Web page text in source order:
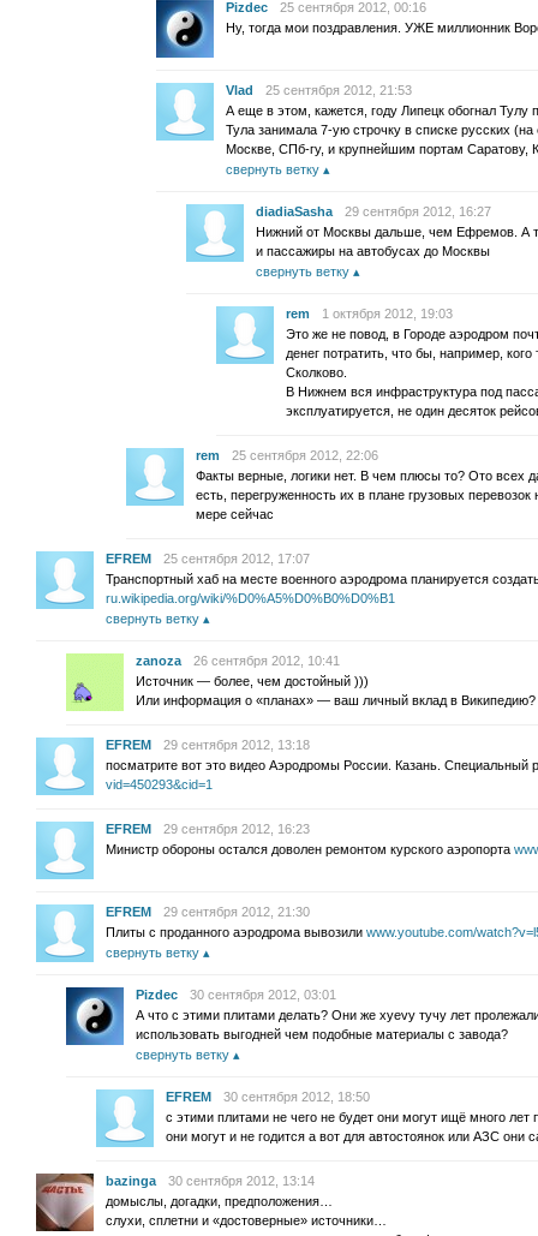
Pizdec
25 сентября 2012, 00:16
Ну, тогда мои поздравления. УЖЕ миллионник
Vlad
25 сентября 2012, 21:53
А еще в этом, кажется, году Липецк обогнал Тулу
Тула занимала 7-ую строчку в списке русских
Москве, СПб-гу, и крупнейшим портам Саратову,
свернуть ветку
diadiaSasha
29 сентября 2012, 16:27
Нижний от Москвы дальше, чем Ефремов. А
и пассажиры на автобусах до Москвы
свернуть ветку
rem
1 октября 2012, 19:03
Это же не повод, в Городе аэродром
денег потратить, что бы, например,
Сколково.
В Нижнем вся инфраструктура под
эксплуатируется, не один десяток
rem
25 сентября 2012, 22:06
Факты верные, логики нет. В чем плюсы то? Ото всех
есть, перегруженность их в плане грузовых
мере сейчас
EFREM
25 сентября 2012, 17:07
Транспортный хаб на месте военного аэродрома планируется
ru.wikipedia.org/wiki/%D0%A5%D0%B0%D0%B1
свернуть ветку
zanoza
26 сентября 2012, 10:41
Источник — более, чем достойный )))
Или информация о «планах» — ваш личный вклад в Википедию?
EFREM
29 сентября 2012, 13:18
посматрите вот это видео Аэродромы России. Казань. Специальный
vid=450293&cid=1
EFREM
29 сентября 2012, 16:23
Министр обороны остался доволен ремонтом курского аэропорта
EFREM
29 сентября 2012, 21:30
Плиты с проданного аэродрома вывозили www.youtube.com/
свернуть ветку
Pizdec
30 сентября 2012, 03:01
А что с этими плитами делать? Они же хуеvу тучу лет
использовать выгодней чем подобные материалы с завода?
свернуть ветку
EFREM
30 сентября 2012, 18:50
с этими плитами не чего не будет они могут ищё много
они могут и не годится а вот для автостоянок или АЗС они
bazinga
30 сентября 2012, 13:14
домыслы, догадки, предположения…
слухи, сплетни и «достоверные» источники…